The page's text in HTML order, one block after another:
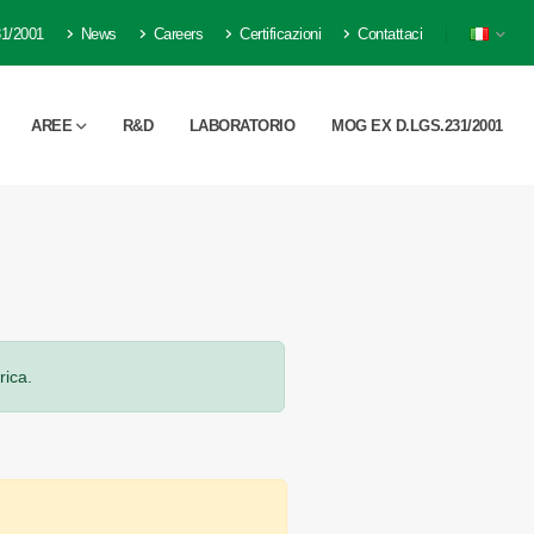
2001 News Careers Certificazioni Contattaci
AREE R&D LABORATORIO MOG EX D.LGS.231/2001